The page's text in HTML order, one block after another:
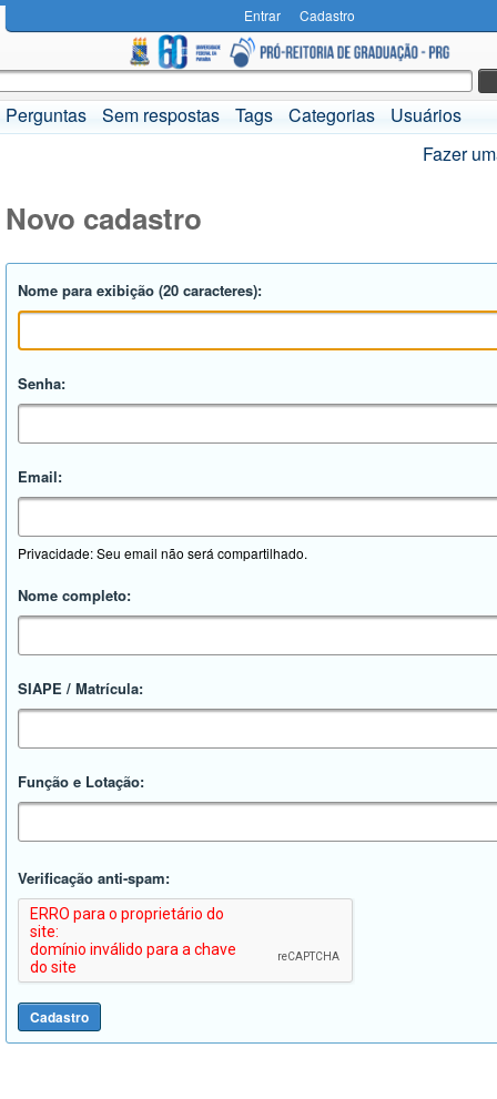
Entrar Cadastro
Perguntas Sem respostas Tags Categorias
Usuários
Fazer
Novo cadastro
Nome para exibição (20 caracteres):
Senha:
Email:
Privacidade: Seu email não será compartilhado.
Nome completo:
SIAPE / Matrícula:
Função e Lotação:
Verificação anti-spam: